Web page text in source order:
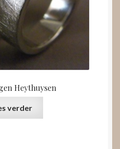
Heythuysen
verder